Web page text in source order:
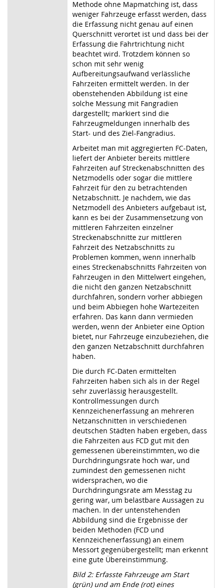
Methode ohne Mapmatching ist, dass
weniger Fahrzeuge erfasst werden, dass
die Erfassung nicht genau auf einen
Querschnitt verortet ist und dass bei der
Erfassung die Fahrtrichtung nicht
beachtet wird. Trotzdem können so
schon mit sehr wenig
Aufbereitungsaufwand verlässliche
Fahrzeiten ermittelt werden. In der
obenstehenden Abbildung ist eine
solche Messung mit Fangradien
dargestellt; markiert sind die
Fahrzeugmeldungen innerhalb des
Start- und des Ziel-Fangradius.
Arbeitet man mit aggregierten FC-Daten,
liefert der Anbieter bereits mittlere
Fahrzeiten auf Streckenabschnitten des
Netzmodells oder sogar die mittlere
Fahrzeit für den zu betrachtenden
Netzabschnitt. Je nachdem, wie das
Netzmodell des Anbieters aufgebaut ist,
kann es bei der Zusammensetzung von
mittleren Fahrzeiten einzelner
Streckenabschnitte zur mittleren
Fahrzeit des Netzabschnitts zu
Problemen kommen, wenn innerhalb
eines Streckenabschnitts Fahrzeiten von
Fahrzeugen in den Mittelwert eingehen,
die nicht den ganzen Netzabschnitt
durchfahren, sondern vorher abbiegen
und beim Abbiegen hohe Wartezeiten
erfahren. Das kann dann vermieden
werden, wenn der Anbieter eine Option
bietet, nur Fahrzeuge einzubeziehen, die
den ganzen Netzabschnitt durchfahren
haben.
Die durch FC-Daten ermittelten
Fahrzeiten haben sich als in der Regel
sehr zuverlässig herausgestellt.
Kontrollmessungen durch
Kennzeichenerfassung an mehreren
Netzanschnitten in verschiedenen
deutschen Städten haben ergeben, dass
die Fahrzeiten aus FCD gut mit den
gemessenen übereinstimmten, wo die
Durchdringungsrate hoch war, und
zumindest den gemessenen nicht
widersprachen, wo die
Durchdringungsrate am Messtag zu
gering war, um belastbare Aussagen zu
machen. In der untenstehenden
Abbildung sind die Ergebnisse der
beiden Methoden (FCD und
Kennzeichenerfassung) an einem
Messort gegenübergestellt; man erkennt
eine gute Übereinstimmung.
Bild 2: Erfasste Fahrzeuge am Start
(grün) und am Ende (rot) eines